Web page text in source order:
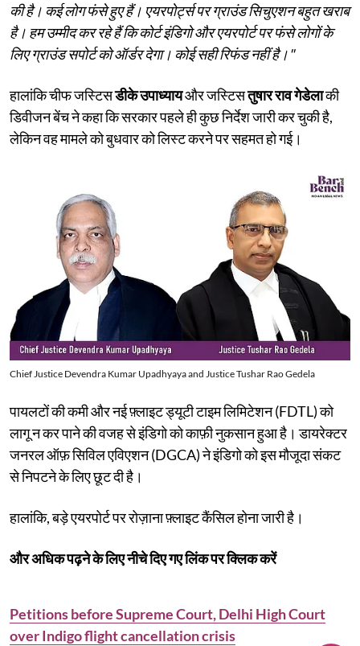
की है। कई लोग फंसे हुए हैं। एयरपोर्ट्स पर ग्राउंड सिचुएशन बहुत खराब
है। हम उम्मीद कर रहे हैं कि कोर्ट इंडिगो और एयरपोर्ट पर फंसे लोगों के
लिए ग्राउंड सपोर्ट को ऑर्डर देगा। कोई सही रिफंड नहीं है।"
हालांकि चीफ जस्टिसडीके उपाध्यायऔर जस्टिसतुषार राव गेडेलाकी
डिवीजन बेंच ने कहा कि सरकार पहले ही कुछ निर्देश जारी कर चुकी है,
लेकिन वह मामले को बुधवार को लिस्ट करने पर सहमत हो गई।
Chief Justice Devendra Kumar Upadhyaya and Justice Tushar Rao Gedela
पायलटों की कमी और नई फ़्लाइट ड्यूटी टाइम लिमिटेशन (FDTL) को
लागू न कर पाने की वजह से इंडिगो को काफ़ी नुकसान हुआ है। डायरेक्टर
जनरल ऑफ़ सिविल एविएशन (DGCA) ने इंडिगो को इस मौजूदा संकट
से निपटने के लिए छूट दी है।
हालांकि, बड़े एयरपोर्ट पर रोज़ाना फ़्लाइट कैंसिल होना जारी है।
और अधिक पढ़ने के लिए नीचे दिए गए लिंक पर क्लिक करें
Petitions before Supreme Court, Delhi High Court
over Indigo flight cancellation crisis